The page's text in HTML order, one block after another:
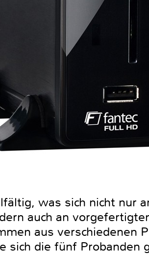
was sich nicht nur
auch an
aus verschiedenen
sich die fünf Probanden